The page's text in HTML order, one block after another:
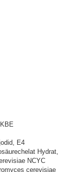
E4
Hydrat,
NCYC
cerevisiae